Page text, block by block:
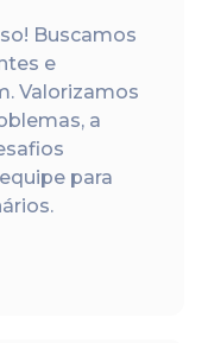
Buscamos
e
Valorizamos
a
para